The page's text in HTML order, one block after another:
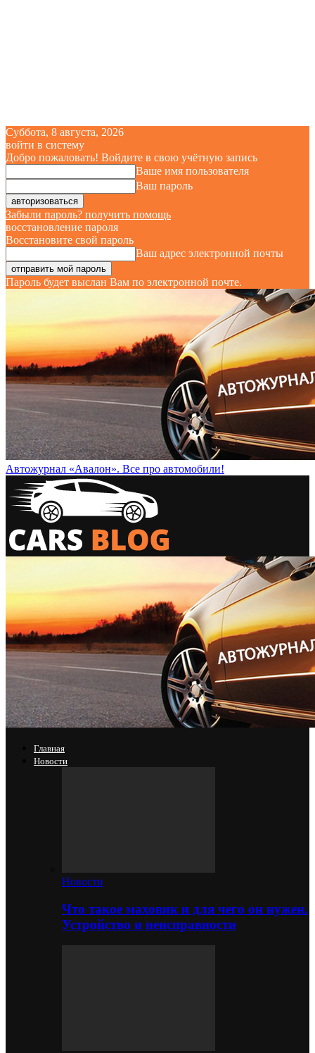
Суббота, 8 августа, 2026
войти в систему
Добро пожаловать! Войдите в свою учётную запись
Ваше имя пользователя
Ваш пароль
Забыли пароль? получить помощь
восстановление пароля
Восстановите свой пароль
Ваш адрес электронной почты
Пароль будет выслан Вам по электронной почте.
Автожурнал «Авалон». Все про автомобили!
Главная
Новости
Новости
Что такое маховик и для чего он нужен.
Устройство и неисправности